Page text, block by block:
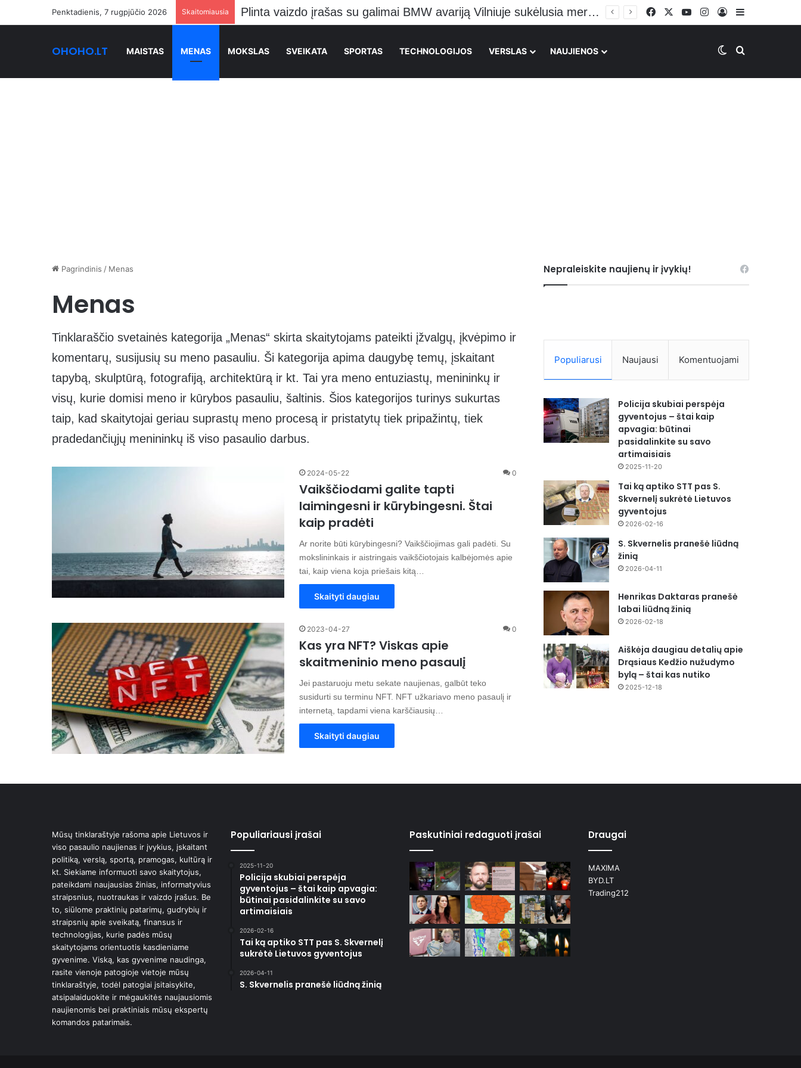
Penktadienis, 7 rugpjūčio 2026 Skaitomiausia Plinta vaizdo įrašas su galimai BMW avariją Vilniuje sukėlusia mergina: vairuoja sėdėdama ant kelių FacebookYouTubeInstagramPrisijungti
Sidebar
OHOHO.LT MAISTAS MENAS MOKSLAS SVEIKATA SPORTAS TECHNOLOGIJOS VERSLAS NAUJIENOS Switch skin
Ieškoti
Pagrindinis / Menas
Menas
Tinklaraščio svetainės kategorija „Menas“ skirta skaitytojams pateikti įžvalgų, įkvėpimo ir
komentarų, susijusių su meno pasauliu. Ši kategorija apima daugybę temų, įskaitant
tapybą, skulptūrą, fotografiją, architektūrą ir kt. Tai yra meno entuziastų, menininkų ir
visų, kurie domisi meno ir kūrybos pasauliu, šaltinis. Šios kategorijos turinys sukurtas
taip, kad skaitytojai geriau suprastų meno procesą ir pristatytų tiek pripažintų, tiek
pradedančiųjų menininkų iš viso pasaulio darbus.
2024-05-22 0
Vaikščiodami galite tapti
laimingesni ir kūrybingesni. Štai
kaip pradėti
Ar norite būti kūrybingesni? Vaikščiojimas gali padėti. Su
mokslininkais ir aistringais vaikščiotojais kalbėjomės apie
tai, kaip viena koja priešais kitą…
Skaityti daugiau
2023-04-27 0
Kas yra NFT? Viskas apie
skaitmeninio meno pasaulį
Jei pastaruoju metu sekate naujienas, galbūt teko
susidurti su terminu NFT. NFT užkariavo meno pasaulį ir
internetą, tapdami viena karščiausių…
Skaityti daugiau
Nepraleiskite naujienų ir įvykių!
Populiarusi Naujausi Komentuojami
Policija skubiai perspėja
gyventojus – štai kaip
apvagia: būtinai
pasidalinkite su savo
artimaisiais
2025-11-20
Tai ką aptiko STT pas S.
Skvernelį sukrėtė Lietuvos
gyventojus
2026-02-16
S. Skvernelis pranešė liūdną
žinią
2026-04-11
Henrikas Daktaras pranešė
labai liūdną žinią
2026-02-18
Aiškėja daugiau detalių apie
Drąsiaus Kedžio nužudymo
bylą – štai kas nutiko
2025-12-18
Mūsų tinklaraštyje rašoma apie Lietuvos ir
viso pasaulio naujienas ir įvykius, įskaitant
politiką, verslą, sportą, pramogas, kultūrą ir
kt. Siekiame informuoti savo skaitytojus,
pateikdami naujausias žinias, informatyvius
straipsnius, nuotraukas ir vaizdo įrašus. Be
to, siūlome praktinių patarimų, gudrybių ir
straipsnių apie sveikatą, finansus ir
technologijas, kurie padės mūsų
skaitytojams orientuotis kasdieniame
gyvenime. Viską, kas gyvenime naudinga,
rasite vienoje patogioje vietoje mūsų
tinklaraštyje, todėl patogiai įsitaisykite,
atsipalaiduokite ir mėgaukitės naujausiomis
naujienomis bei praktiniais mūsų ekspertų
komandos patarimais.
Populiariausi įrašai
2025-11-20
Policija skubiai perspėja
gyventojus – štai kaip apvagia:
būtinai pasidalinkite su savo
artimaisiais
2026-02-16
Tai ką aptiko STT pas S. Skvernelį
sukrėtė Lietuvos gyventojus
2026-04-11
S. Skvernelis pranešė liūdną žinią
Paskutiniai redaguoti įrašai Draugai
MAXIMA
BYD.LT
Trading212